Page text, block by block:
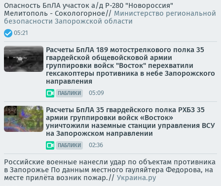
Опасность БпЛА участок а/д Р-280 "Новороссия"
Мелитополь - Сокологорное// Министерство региональной
безопасности Запорожской области
05:21
Расчеты БпЛА 189 мотострелкового полка 35
гвардейской общевойсковой армии
группировки войск "Восток" перехватили
гексакоптеры противника в небе Запорожского
направления
ПАБЛИКИ 05:09
Расчеты БпЛА 35 гвардейского полка РХБЗ 35
армии группировки войск «Восток»
уничтожили наземные станции управления ВСУ
на Запорожском направлении
ПАБЛИКИ 02:36
Российские военные нанесли удар по объектам противника
в Запорожье По данным местного гауляйтера Федорова, на
месте прилёта возник пожар.// Украина.ру